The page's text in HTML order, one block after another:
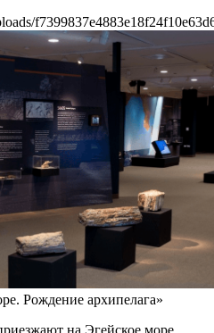
Рождение архипелага»
на Эгейское море